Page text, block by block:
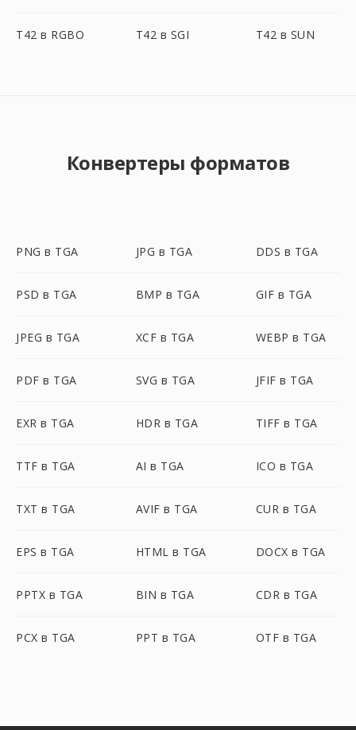
T42 в RGBO T42 в SGI T42 в SUN
Конвертеры форматов
PNG в TGA JPG в TGA DDS в TGA
PSD в TGA BMP в TGA GIF в TGA
JPEG в TGA XCF в TGA WEBP в TGA
PDF в TGA SVG в TGA JFIF в TGA
EXR в TGA HDR в TGA TIFF в TGA
TTF в TGA AI в TGA ICO в TGA
TXT в TGA AVIF в TGA CUR в TGA
EPS в TGA HTML в TGA DOCX в TGA
PPTX в TGA BIN в TGA CDR в TGA
PCX в TGA PPT в TGA OTF в TGA